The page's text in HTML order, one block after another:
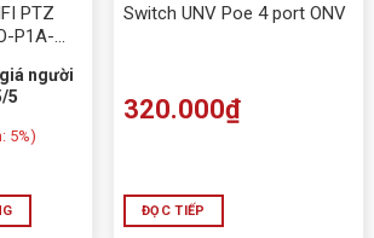
thuật Camera WIFI UNV IPC-S3E-
PTZ
P1A-
người
5
5%)
Switch UNV Poe 4 port ONV
320.000₫
ĐỌC TIẾP